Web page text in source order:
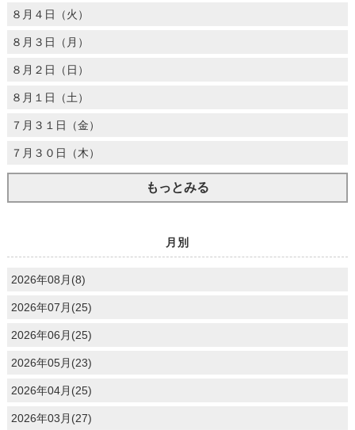
８月４日（火）
８月３日（月）
８月２日（日）
８月１日（土）
７月３１日（金）
７月３０日（木）
もっとみる
月別
2026年08月(8)
2026年07月(25)
2026年06月(25)
2026年05月(23)
2026年04月(25)
2026年03月(27)